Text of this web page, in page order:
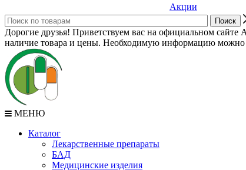
Акции
Дорогие друзья! Приветствуем вас на официальном
наличие товара и цены. Необходимую информацию можно
МЕНЮ
Каталог
Лекарственные препараты
БАД
Медицинские изделия